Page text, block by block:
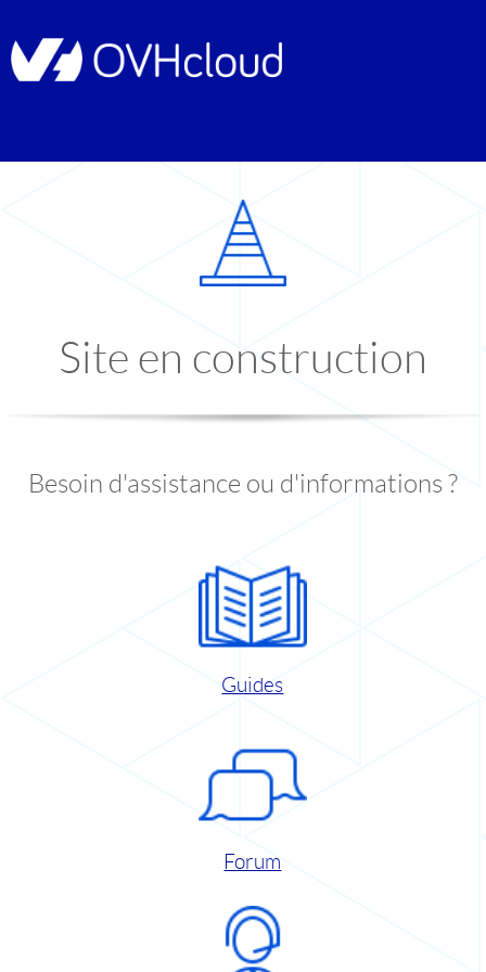
Site en construction
Besoin d'assistance ou d'informations ?
Guides
Forum